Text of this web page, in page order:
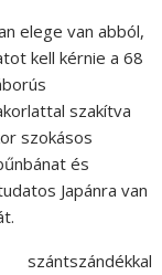
elege van abból,
kell kérnie a 68
szakítva
szokásos
és
Japánra van